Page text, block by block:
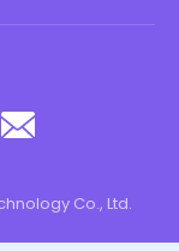
Co., Ltd.